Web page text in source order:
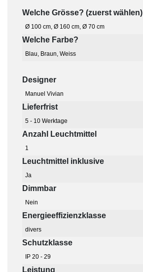
Welche Grösse? (zuerst wählen)
Ø 100 cm, Ø 160 cm, Ø 70 cm
Welche Farbe?
Blau, Braun, Weiss
Designer
Manuel Vivian
Lieferfrist
5 - 10 Werktage
Anzahl Leuchtmittel
1
Leuchtmittel inklusive
Ja
Dimmbar
Nein
Energieeffizienzklasse
divers
Schutzklasse
IP 20 - 29
Leistung